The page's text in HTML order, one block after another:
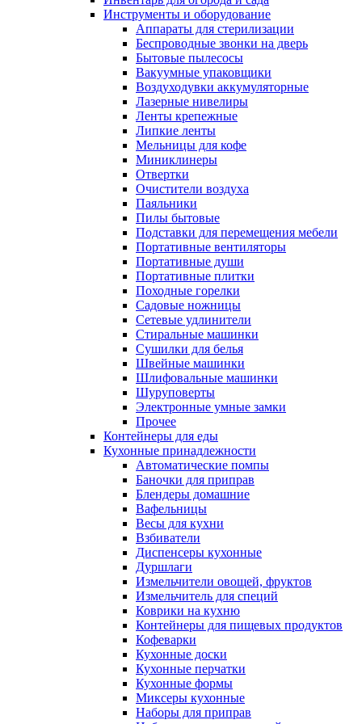
Инструменты и оборудование
Аппараты для стерилизации
Беспроводные звонки на дверь
Бытовые пылесосы
Вакуумные упаковщики
Воздуходувки аккумуляторные
Лазерные нивелиры
Ленты крепежные
Липкие ленты
Мельницы для кофе
Миниклинеры
Отвертки
Очистители воздуха
Паяльники
Пилы бытовые
Подставки для перемещения мебели
Портативные вентиляторы
Портативные души
Портативные плитки
Походные горелки
Садовые ножницы
Сетевые удлинители
Стиральные машинки
Сушилки для белья
Швейные машинки
Шлифовальные машинки
Шуруповерты
Электронные умные замки
Прочее
Контейнеры для еды
Кухонные принадлежности
Автоматические помпы
Баночки для приправ
Блендеры домашние
Вафельницы
Весы для кухни
Взбиватели
Диспенсеры кухонные
Дуршлаги
Измельчители овощей, фруктов
Измельчитель для специй
Коврики на кухню
Контейнеры для пищевых продуктов
Кофеварки
Кухонные доски
Кухонные перчатки
Кухонные формы
Миксеры кухонные
Наборы для приправ